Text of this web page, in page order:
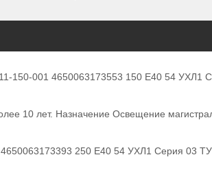
150-001 4650063173553 150 E40 54 УХЛ1
10 лет. Назначение Освещение
250 E40 54 УХЛ1 Серия 03